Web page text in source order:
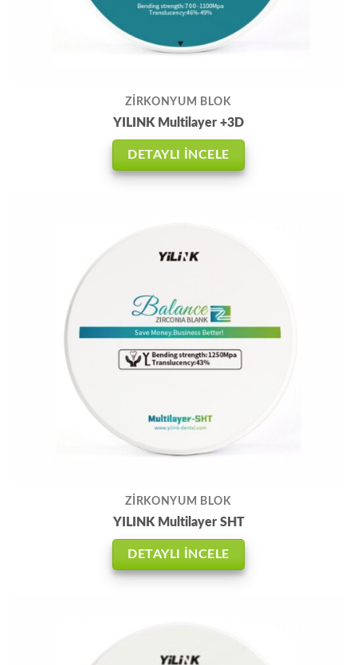
ZİRKONYUM BLOK
YILINK Multilayer +3D
DETAYLI İNCELE
ZİRKONYUM BLOK
YILINK Multilayer SHT
DETAYLI İNCELE